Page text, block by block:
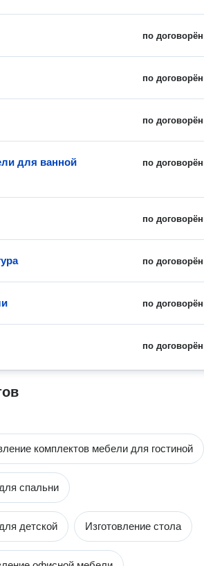
по
по
по
по
для ванной
по
по
по
по
комплектов мебели для гостиной
спальни
детской Изготовление стола